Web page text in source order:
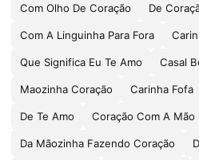
Com Olho De Coração De
Com A Linguinha Para Fora
Que Significa Eu Te Amo Casal
Maozinha Coração Carinha Fofa
De Te Amo Coração Com A Mão
Da Mãozinha Fazendo Coração